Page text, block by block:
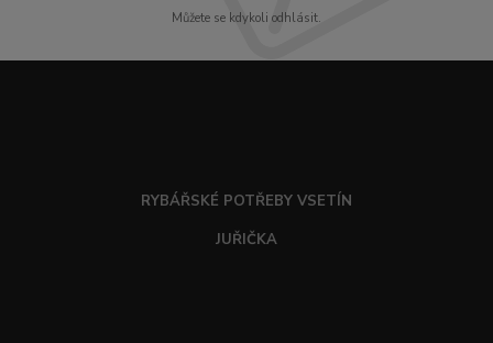
Můžete se kdykoli odhlásit.
RYBÁŘSKÉ POTŘEBY VSETÍN
JUŘIČKA